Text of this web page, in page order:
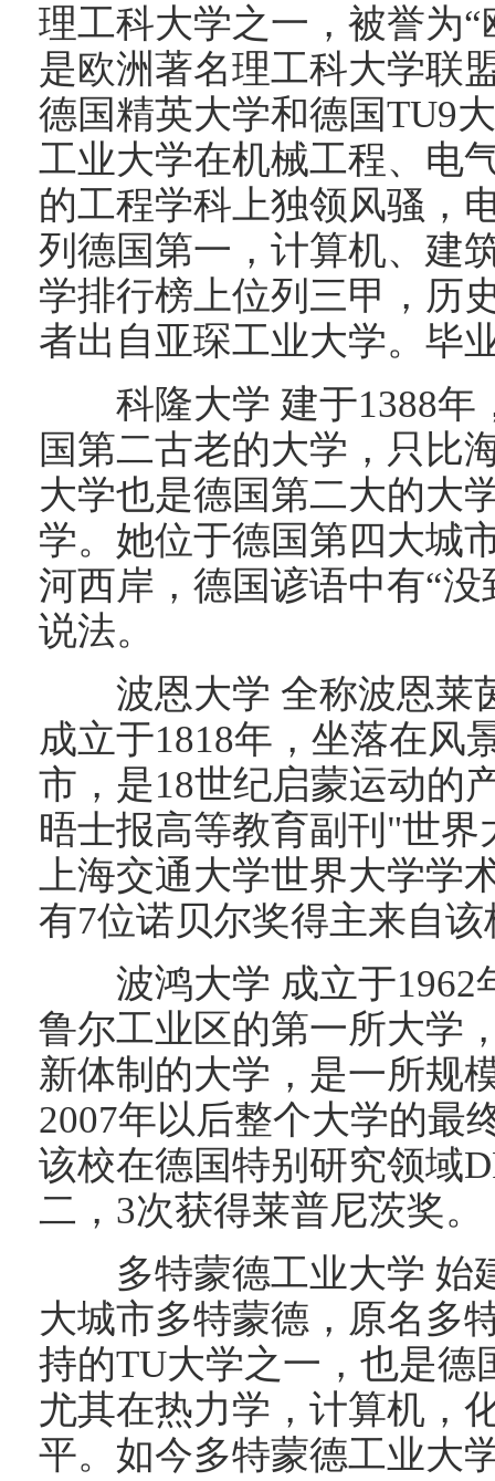
理工科大学之一，被誉为
是欧洲著名理工科大学联
德国精英大学和德国TU9
工业大学在机械工程、电
的工程学科上独领风骚，
列德国第一，计算机、建
学排行榜上位列三甲，历
者出自亚琛工业大学。毕
科隆大学 建于1388年
国第二古老的大学，只比
大学也是德国第二大的大
学。她位于德国第四大城
河西岸，德国谚语中有“
说法。
波恩大学 全称波恩莱
成立于1818年，坐落在风
市，是18世纪启蒙运动的
晤士报高等教育副刊"世
上海交通大学世界大学学
有7位诺贝尔奖得主来自该
波鸿大学 成立于1962
鲁尔工业区的第一所大学
新体制的大学，是一所规
2007年以后整个大学的最
该校在德国特别研究领域
二，3次获得莱普尼茨奖。
多特蒙德工业大学 始
大城市多特蒙德，原名多
持的TU大学之一，也是
尤其在热力学，计算机，
平。如今多特蒙德工业大